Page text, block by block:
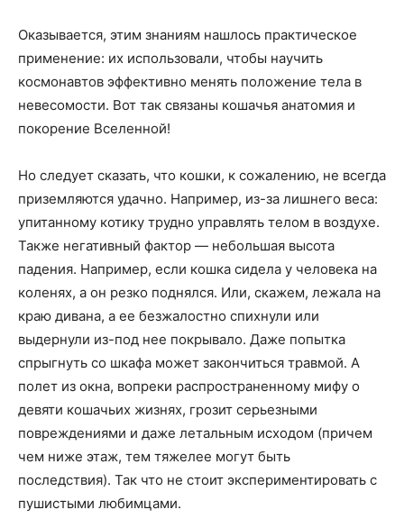
Оказывается, этим знаниям нашлось практическое
применение: их использовали, чтобы научить
космонавтов эффективно менять положение тела в
невесомости. Вот так связаны кошачья анатомия и
покорение Вселенной!
Но следует сказать, что кошки, к сожалению, не всегда
приземляются удачно. Например, из-за лишнего веса:
упитанному котику трудно управлять телом в воздухе.
Также негативный фактор — небольшая высота
падения. Например, если кошка сидела у человека на
коленях, а он резко поднялся. Или, скажем, лежала на
краю дивана, а ее безжалостно спихнули или
выдернули из-под нее покрывало. Даже попытка
спрыгнуть со шкафа может закончиться травмой. А
полет из окна, вопреки распространенному мифу о
девяти кошачьих жизнях, грозит серьезными
повреждениями и даже летальным исходом (причем
чем ниже этаж, тем тяжелее могут быть
последствия). Так что не стоит экспериментировать с
пушистыми любимцами.